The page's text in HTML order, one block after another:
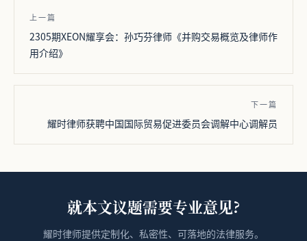
上一篇
2305期XEON耀享会：孙巧芬律师《并购交易概览及律师作
用介绍》
下一篇
耀时律师获聘中国国际贸易促进委员会调解中心调解员
就本文议题需要专业意见?
耀时律师提供定制化、私密性、可落地的法律服务。